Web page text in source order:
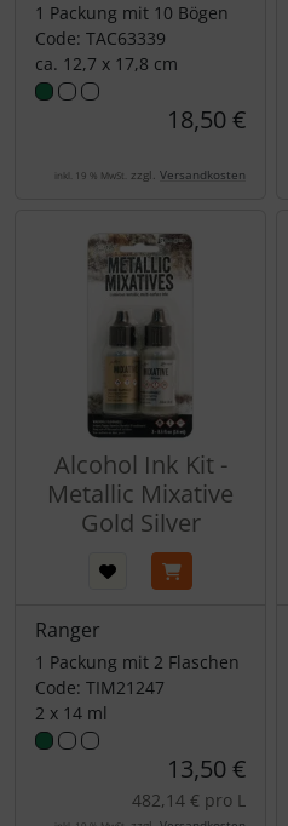
1 Packung mit 10 Bögen
Code: TAC63339
ca. 12,7 x 17,8 cm
18,50 €
inkl. 19 % MwSt. zzgl. Versandkosten
Alcohol Ink Kit -
Metallic Mixative
Gold Silver
Ranger
1 Packung mit 2 Flaschen
Code: TIM21247
2 x 14 ml
13,50 €
482,14 € pro L